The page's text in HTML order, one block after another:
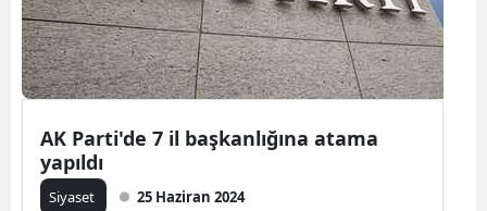
AK Parti'de 7 il başkanlığına atama
yapıldı
Siyaset 25 Haziran 2024